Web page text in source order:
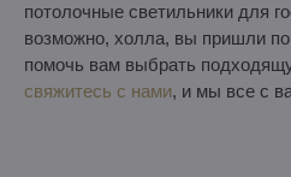
потолочные светильники для
возможно, холла, вы пришли
помочь вам выбрать
свяжитесь с нами, и мы все с